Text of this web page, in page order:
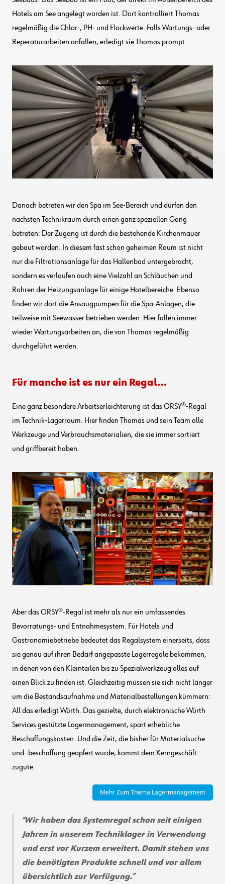
Hotels am See angelegt worden ist. Dort kontrolliert Thomas
regelmäßig die Chlor-, PH- und Flockwerte. Falls Wartungs- oder
Reperaturarbeiten anfallen, erledigt sie Thomas prompt.
Danach betreten wir den Spa im See-Bereich und dürfen den
nächsten Technikraum durch einen ganz speziellen Gang
betreten: Der Zugang ist durch die bestehende Kirchenmauer
gebaut worden. In diesem fast schon geheimen Raum ist nicht
nur die Filtrationsanlage für das Hallenbad untergebracht,
sondern es verlaufen auch eine Vielzahl an Schläuchen und
Rohren der Heizungsanlage für einige Hotelbereiche. Ebenso
finden wir dort die Ansaugpumpen für die Spa-Anlagen, die
teilweise mit Seewasser betrieben werden. Hier fallen immer
wieder Wartungsarbeiten an, die von Thomas regelmäßig
durchgeführt werden.
Für manche ist es nur ein Regal…
Eine ganz besondere Arbeitserleichterung ist das ORSY®-Regal
im Technik-Lagerraum. Hier finden Thomas und sein Team alle
Werkzeuge und Verbrauchsmaterialien, die sie immer sortiert
und griffbereit haben.
Aber das ORSY®-Regal ist mehr als nur ein umfassendes
Bevorratungs- und Entnahmesystem. Für Hotels und
Gastronomiebetriebe bedeutet das Regalsystem einerseits, dass
sie genau auf ihren Bedarf angepasste Lagerregale bekommen,
in denen von den Kleinteilen bis zu Spezialwerkzeug alles auf
einen Blick zu finden ist. Gleichzeitig müssen sie sich nicht länger
um die Bestandsaufnahme und Materialbestellungen kümmern:
All das erledigt Würth. Das gezielte, durch elektronische Würth
Services gestützte Lagermanagement, spart erhebliche
Beschaffungskosten. Und die Zeit, die bisher für Materialsuche
und -beschaffung geopfert wurde, kommt dem Kerngeschäft
zugute.
Mehr Zum Thema Lagermanagement
Wir haben das Systemregal schon seit einigen
Jahren in unserem Techniklager in Verwendung
und erst vor Kurzem erweitert. Damit stehen uns
die benötigten Produkte schnell und vor allem
übersichtlich zur Verfügung.